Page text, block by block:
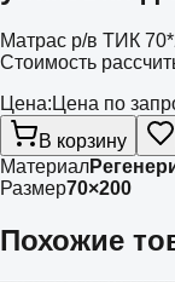
Матрас р/в ТИК
Стоимость
Цена: Цена по
В корзину
Материал
Размер70×200
Похожие